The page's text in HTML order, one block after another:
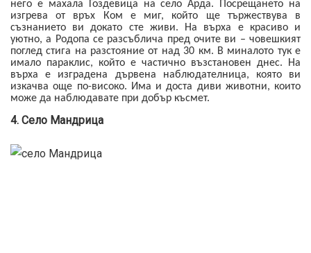
него е махала Гоздевица на село Арда. Посрещането на
изгрева от връх Ком е миг, който ще тържествува в
съзнанието ви докато сте живи. На върха е красиво и
уютно, а Родопа се разсъблича пред очите ви – човешкият
поглед стига на разстояние от над 30 км. В миналото тук е
имало параклис, който е частично възстановен днес. На
върха е изградена дървена наблюдателница, която ви
изкачва още по-високо. Има и доста диви животни, които
може да наблюдавате при добър късмет.
4. Село Мандрица